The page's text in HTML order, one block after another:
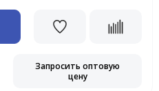
Запросить оптовую
цену